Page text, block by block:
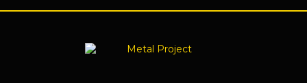
Usinagem de peças automotivas